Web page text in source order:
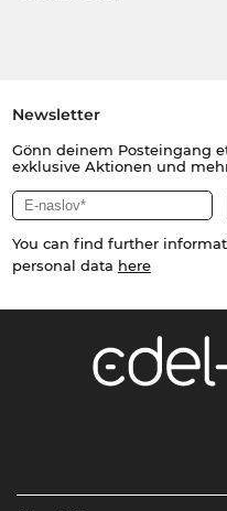
Newsletter
Gönn deinem Posteingang
exklusive Aktionen und
You can find further
personal data here